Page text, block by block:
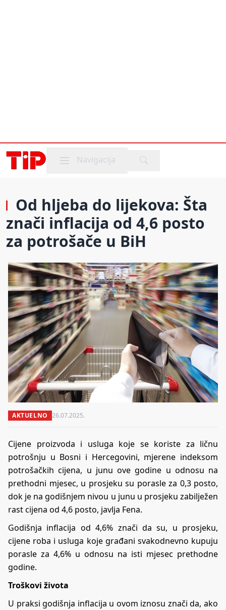
Mobile menu
Navigacija
Od hljeba do lijekova: Šta
znači inflacija od 4,6 posto
za potrošače u BiH
AKTUELNO 26.07.2025.
Cijene proizvoda i usluga koje se koriste za ličnu
potrošnju u Bosni i Hercegovini, mjerene indeksom
potrošačkih cijena, u junu ove godine u odnosu na
prethodni mjesec, u prosjeku su porasle za 0,3 posto,
dok je na godišnjem nivou u junu u prosjeku zabilježen
rast cijena od 4,6 posto, javlja Fena.
Godišnja inflacija od 4,6% znači da su, u prosjeku,
cijene roba i usluga koje građani svakodnevno kupuju
porasle za 4,6% u odnosu na isti mjesec prethodne
godine.
Troškovi života
U praksi godišnja inflacija u ovom iznosu znači da, ako